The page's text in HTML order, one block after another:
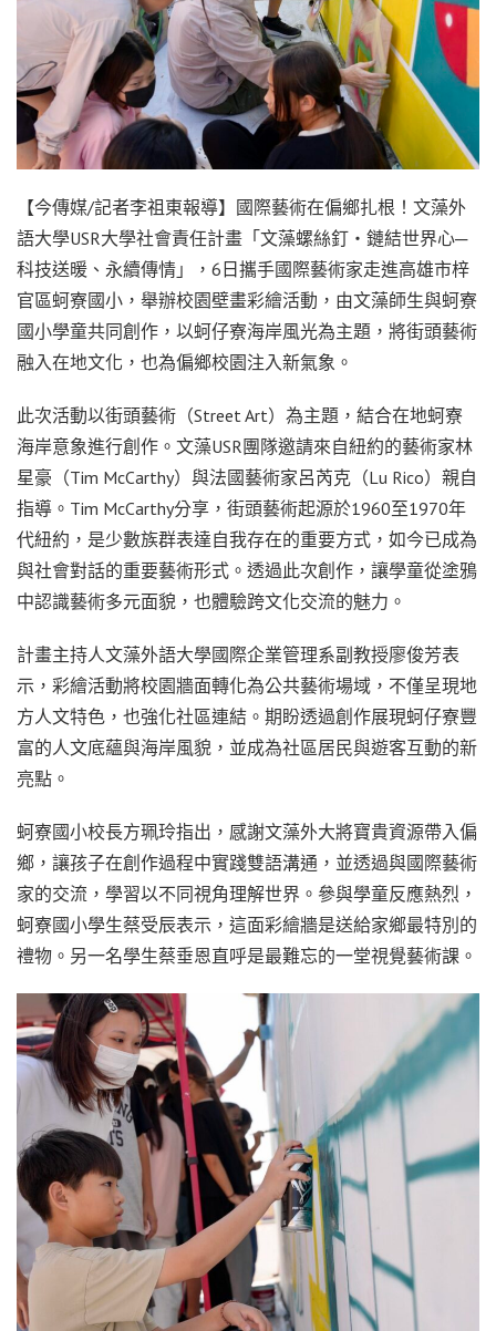
【今傳媒/記者李祖東報導】國際藝術在偏鄉扎根！文藻外
語大學USR大學社會責任計畫「文藻螺絲釘‧鏈結世界心─
科技送暖、永續傳情」，6日攜手國際藝術家走進高雄市梓
官區蚵寮國小，舉辦校園壁畫彩繪活動，由文藻師生與蚵寮
國小學童共同創作，以蚵仔寮海岸風光為主題，將街頭藝術
融入在地文化，也為偏鄉校園注入新氣象。
此次活動以街頭藝術（Street Art）為主題，結合在地蚵寮
海岸意象進行創作。文藻USR團隊邀請來自紐約的藝術家林
星豪（Tim McCarthy）與法國藝術家呂芮克（Lu Rico）親自
指導。Tim McCarthy分享，街頭藝術起源於1960至1970年
代紐約，是少數族群表達自我存在的重要方式，如今已成為
與社會對話的重要藝術形式。透過此次創作，讓學童從塗鴉
中認識藝術多元面貌，也體驗跨文化交流的魅力。
計畫主持人文藻外語大學國際企業管理系副教授廖俊芳表
示，彩繪活動將校園牆面轉化為公共藝術場域，不僅呈現地
方人文特色，也強化社區連結。期盼透過創作展現蚵仔寮豐
富的人文底蘊與海岸風貌，並成為社區居民與遊客互動的新
亮點。
蚵寮國小校長方珮玲指出，感謝文藻外大將寶貴資源帶入偏
鄉，讓孩子在創作過程中實踐雙語溝通，並透過與國際藝術
家的交流，學習以不同視角理解世界。參與學童反應熱烈，
蚵寮國小學生蔡受辰表示，這面彩繪牆是送給家鄉最特別的
禮物。另一名學生蔡垂恩直呼是最難忘的一堂視覺藝術課。